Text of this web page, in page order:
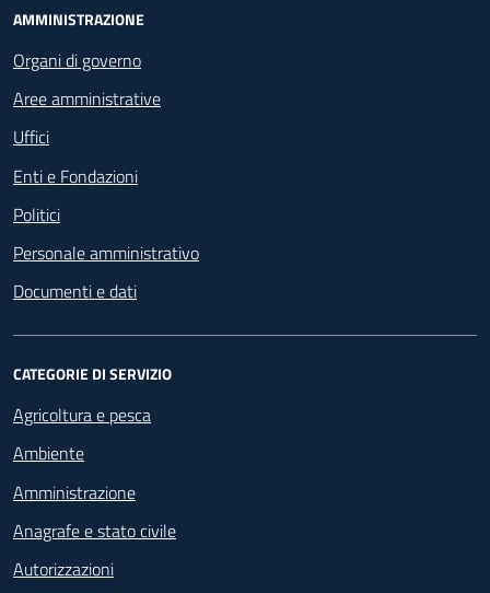
Footer - Navigazione
AMMINISTRAZIONE
Organi di governo
Aree amministrative
Uffici
Enti e Fondazioni
Politici
Personale amministrativo
Documenti e dati
CATEGORIE DI SERVIZIO
Agricoltura e pesca
Ambiente
Amministrazione
Anagrafe e stato civile
Autorizzazioni